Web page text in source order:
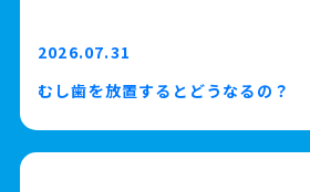
2026.07.31
むし歯を放置するとどうなるの？